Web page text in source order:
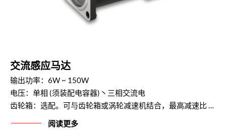
交流感应马达
输出功率：6W ~ 150W
电压：单相 (须装配电容器)丶三相交流电
齿轮箱：选配。可与齿轮箱或涡轮减速机结合，最高减速比 1 / 1800。
阅读更多